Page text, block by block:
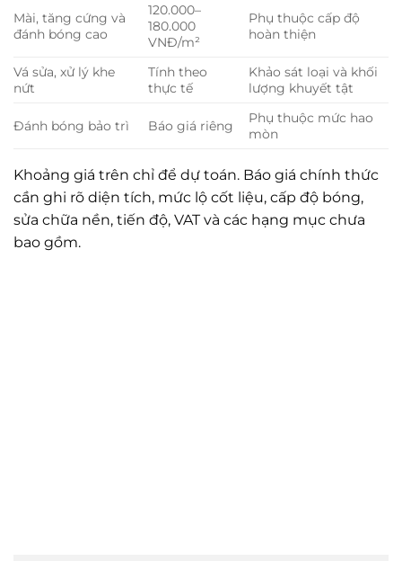
Mài, tăng cứng và
đánh bóng cao
120.000–
180.000
VNĐ/m²
Phụ thuộc cấp độ
hoàn thiện
Vá sửa, xử lý khe
nứt
Tính theo
thực tế
Khảo sát loại và khối
lượng khuyết tật
Đánh bóng bảo trì Báo giá riêng
Phụ thuộc mức hao
mòn
Khoảng giá trên chỉ để dự toán. Báo giá chính thức
cần ghi rõ diện tích, mức lộ cốt liệu, cấp độ bóng,
sửa chữa nền, tiến độ, VAT và các hạng mục chưa
bao gồm.